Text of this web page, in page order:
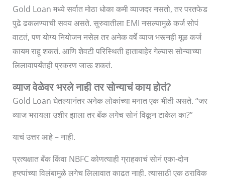
Gold Loan मध्ये सर्वात मोठा धोका कमी व्याजदर नसतो, तर परतफेड
पुढे ढकलण्याची सवय असते. सुरुवातीला EMI नसल्यामुळे कर्ज सोपं
वाटतं, पण योग्य नियोजन नसेल तर अनेक वर्षे व्याज भरूनही मूळ कर्ज
कायम राहू शकतं. आणि शेवटी परिस्थिती हाताबाहेर गेल्यास सोन्याच्या
लिलावापर्यंतही प्रकरण जाऊ शकतं.
व्याज वेळेवर भरले नाही तर सोन्याचं काय होतं?
Gold Loan घेतल्यानंतर अनेक लोकांच्या मनात एक भीती असते. “जर
व्याज भरायला उशीर झाला तर बँक लगेच सोनं विकून टाकेल का?”
याचं उत्तर आहे – नाही.
प्रत्यक्षात बँक किंवा NBFC कोणत्याही ग्राहकाचं सोनं एका-दोन
हप्त्यांच्या विलंबामुळे लगेच लिलावात काढत नाही. त्यासाठी एक ठराविक